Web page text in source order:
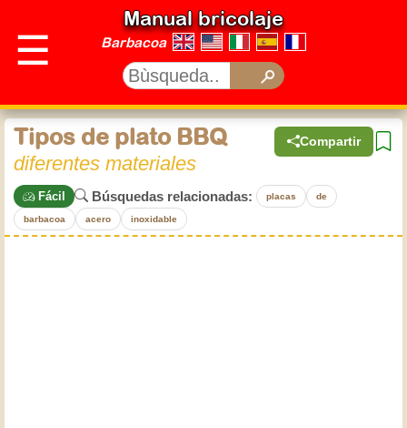
☰
Manual bricolaje
Barbacoa
Compartir
Tipos de plato BBQ
diferentes materiales
Fácil Búsquedas relacionadas: placas de
barbacoa acero inoxidable